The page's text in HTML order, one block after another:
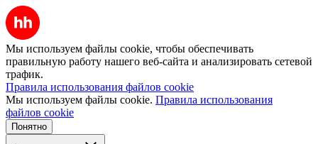
Мы используем файлы cookie, чтобы обеспечивать
правильную работу нашего веб-сайта и анализировать сетевой
трафик.
Правила использования файлов cookie
Мы используем файлы cookie. Правила использования
файлов cookie
Понятно